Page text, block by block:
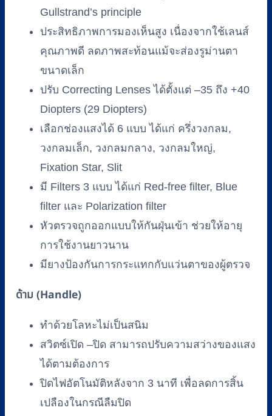
Gullstrand’s principle
ประสิทธิภาพการมองเห็นสูง เนื่องจากใช้เลนส์
คุณภาพดี ลดภาพสะท้อนแม้จะส่องรูม่านตา
ขนาดเล็ก
ปรับ Correcting Lenses ได้ตั้งแต่ –35 ถึง +40
Diopters (29 Diopters)
เลือกช่องแสงได้ 6 แบบ ได้แก่ ครึ่งวงกลม,
วงกลมเล็ก, วงกลมกลาง, วงกลมใหญ่,
Fixation Star, Slit
มี Filters 3 แบบ ได้แก่ Red-free filter, Blue
filter และ Polarization filter
หัวตรวจถูกออกแบบให้กันฝุ่นเข้า ช่วยให้อายุ
การใช้งานยาวนาน
มียางป้องกันการกระแทกกับแว่นตาของผู้ตรวจ
ด้าม (Handle)
ทำด้วยโลหะไม่เป็นสนิม
สวิตซ์เปิด –ปิด สามารถปรับความสว่างของแสง
ได้ตามต้องการ
ปิดไฟอัตโนมัติหลังจาก 3 นาที เพื่อลดการสิ้น
เปลืองในกรณีลืมปิด